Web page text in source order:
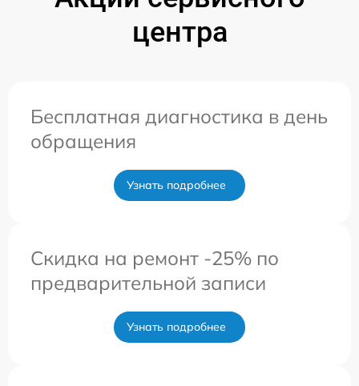
центра
Бесплатная диагностика в день
обращения
Узнать подробнее
Скидка на ремонт -25% по
предварительной записи
Узнать подробнее